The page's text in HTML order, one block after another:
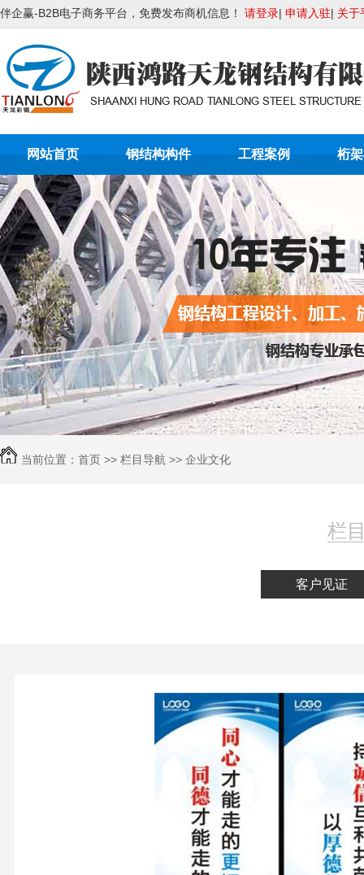
伴企赢-B2B电子商务平台，免费发布商机信息！ 请登录| 申请入驻| 关于
网站首页 钢结构构件 工程案例 桁
当前位置： 首页 >> 栏目导航 >> 企业文化
栏
客户见证